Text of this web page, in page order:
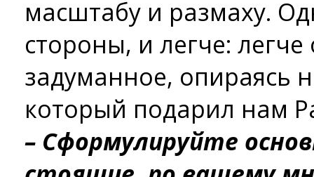
масштабу и размаху.
стороны, и легче: легче
задуманное, опираясь
который подарил нам
– Сформулируйте